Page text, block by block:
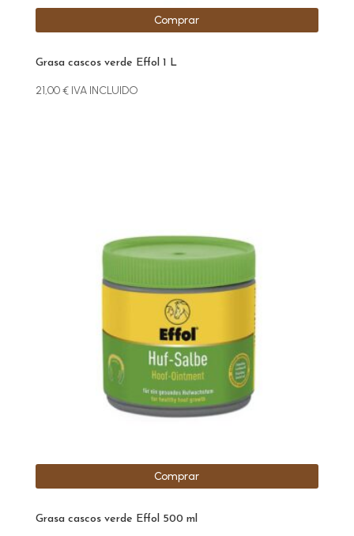
Grasa cascos verde Effol 1 L
21,00€ IVA INCLUIDO
Comprar
Grasa cascos verde Effol 500 ml
Comprar